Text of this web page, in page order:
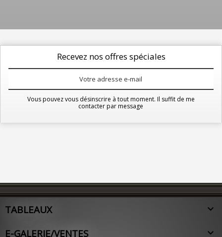
Recevez nos offres spéciales
Vous pouvez vous désinscrire à tout moment. Il suffit de me
contacter par message
TABLEAUX 
E-GALERIE/VENTES 